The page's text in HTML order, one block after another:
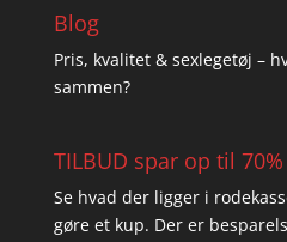
Blog
Pris, kvalitet & sexlegetøj –
sammen?
TILBUD spar op til 70%
Se hvad der ligger i
gøre et kup. Der er